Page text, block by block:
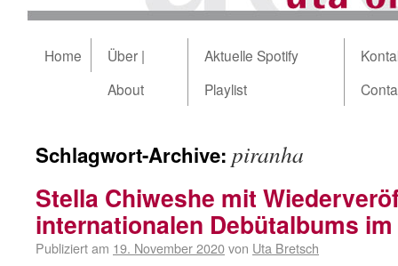
Home
Über |
About
Aktuelle Spotify
Playlist
Schlagwort-Archive: piranha
Stella Chiweshe mit
internationalen Debütalbums
Publiziert am 19. November 2020von Uta Bretsch